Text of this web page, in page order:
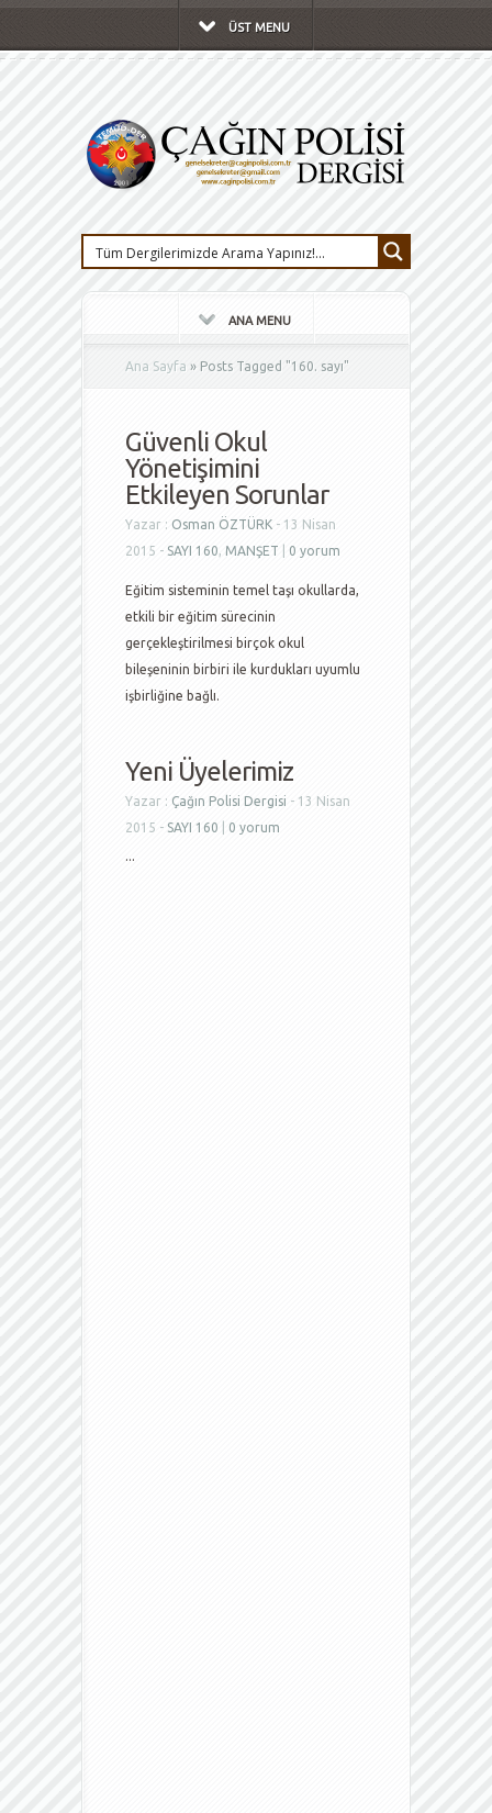
ÜST MENU
ANA MENU
Ana Sayfa » Posts Tagged "160. sayı"
Güvenli Okul
Yönetişimini
Etkileyen Sorunlar
Yazar : Osman ÖZTÜRK - 13 Nisan
2015 - SAYI 160, MANŞET 0 yorum
Eğitim sisteminin temel taşı okullarda,
etkili bir eğitim sürecinin
gerçekleştirilmesi birçok okul
bileşeninin birbiri ile kurdukları uyumlu
işbirliğine bağlı.
Yeni Üyelerimiz
Yazar : Çağın Polisi Dergisi - 13 Nisan
2015 - SAYI 160
0 yorum
...